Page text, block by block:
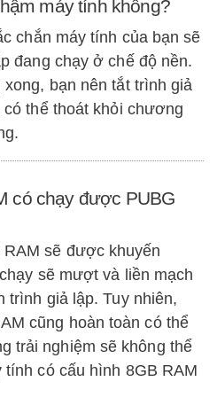
máy tính không?
chắn máy tính của bạn sẽ
đang chạy ở chế độ nền.
bạn nên tắt trình giả
thể thoát khỏi chương
có chạy được PUBG
sẽ được khuyến
sẽ mượt và liền mạch
trình giả lập. Tuy nhiên,
cũng hoàn toàn có thể
trải nghiệm sẽ không thể
có cấu hình 8GB RAM